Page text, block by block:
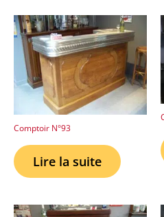
Comptoir N°93
Lire la suite